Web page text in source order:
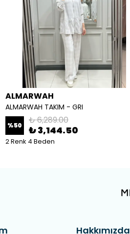
ALMARWAH
ALMARWAH TAKIM - GRI
%50 ₺ 6,289.00
₺ 3,144.50
2 Renk 4 Beden
Hakkımızda